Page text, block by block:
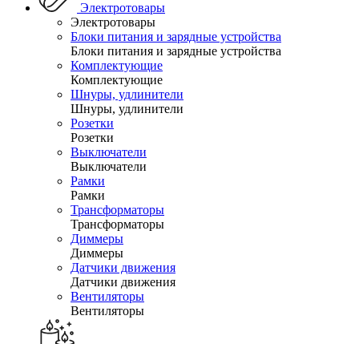
Электротовары
Электротовары
Блоки питания и зарядные устройства
Блоки питания и зарядные устройства
Комплектующие
Комплектующие
Шнуры, удлинители
Шнуры, удлинители
Розетки
Розетки
Выключатели
Выключатели
Рамки
Рамки
Трансформаторы
Трансформаторы
Диммеры
Диммеры
Датчики движения
Датчики движения
Вентиляторы
Вентиляторы